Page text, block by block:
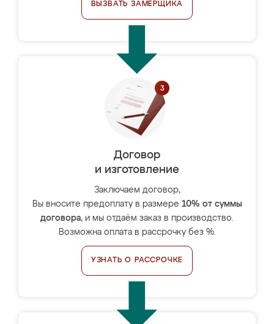
ВЫЗВАТЬ ЗАМЕРЩИКА
Договор
и изготовление
Заключаем договор,
Вы вносите предоплату в размере 10% от суммы
договора, и мы отдаём заказ в производство.
Возможна оплата в рассрочку без %.
УЗНАТЬ О РАССРОЧКЕ